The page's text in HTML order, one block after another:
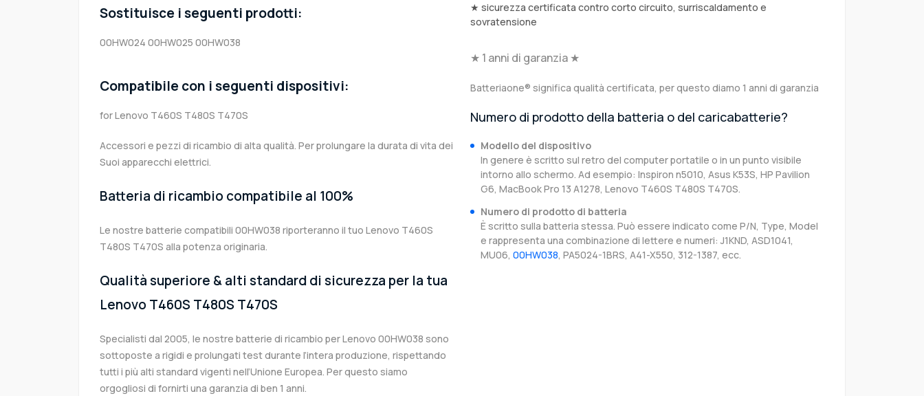
Sostituisce i seguenti prodotti:
00HW024 00HW025 00HW038
Compatibile con i seguenti dispositivi:
for Lenovo T460S T480S T470S
Accessori e pezzi di ricambio di alta qualità. Per prolungare la durata di vita dei
Suoi apparecchi elettrici.
Batteria di ricambio compatibile al 100%
Le nostre batterie compatibili 00HW038 riporteranno il tuo Lenovo T460S
T480S T470S alla potenza originaria.
Qualità superiore & alti standard di sicurezza per la tua
Lenovo T460S T480S T470S
Specialisti dal 2005, le nostre batterie di ricambio per Lenovo 00HW038 sono
sottoposte a rigidi e prolungati test durante l’intera produzione, rispettando
tutti i più alti standard vigenti nell’Unione Europea. Per questo siamo
orgogliosi di fornirti una garanzia di ben 1 anni.
★ sicurezza certificata contro corto circuito, surriscaldamento e
sovratensione
★ 1 anni di garanzia ★
Batteriaone® significa qualità certificata, per questo diamo 1 anni di garanzia
Numero di prodotto della batteria o del caricabatterie?
Modello del dispositivo
In genere è scritto sul retro del computer portatile o in un punto visibile
intorno allo schermo. Ad esempio: Inspiron n5010, Asus K53S, HP Pavilion
G6, MacBook Pro 13 A1278, Lenovo T460S T480S T470S.
Numero di prodotto di batteria
È scritto sulla batteria stessa. Può essere indicato come P/N, Type, Model
e rappresenta una combinazione di lettere e numeri: J1KND, ASD1041,
MU06, 00HW038, PA5024-1BRS, A41-X550, 312-1387, ecc.